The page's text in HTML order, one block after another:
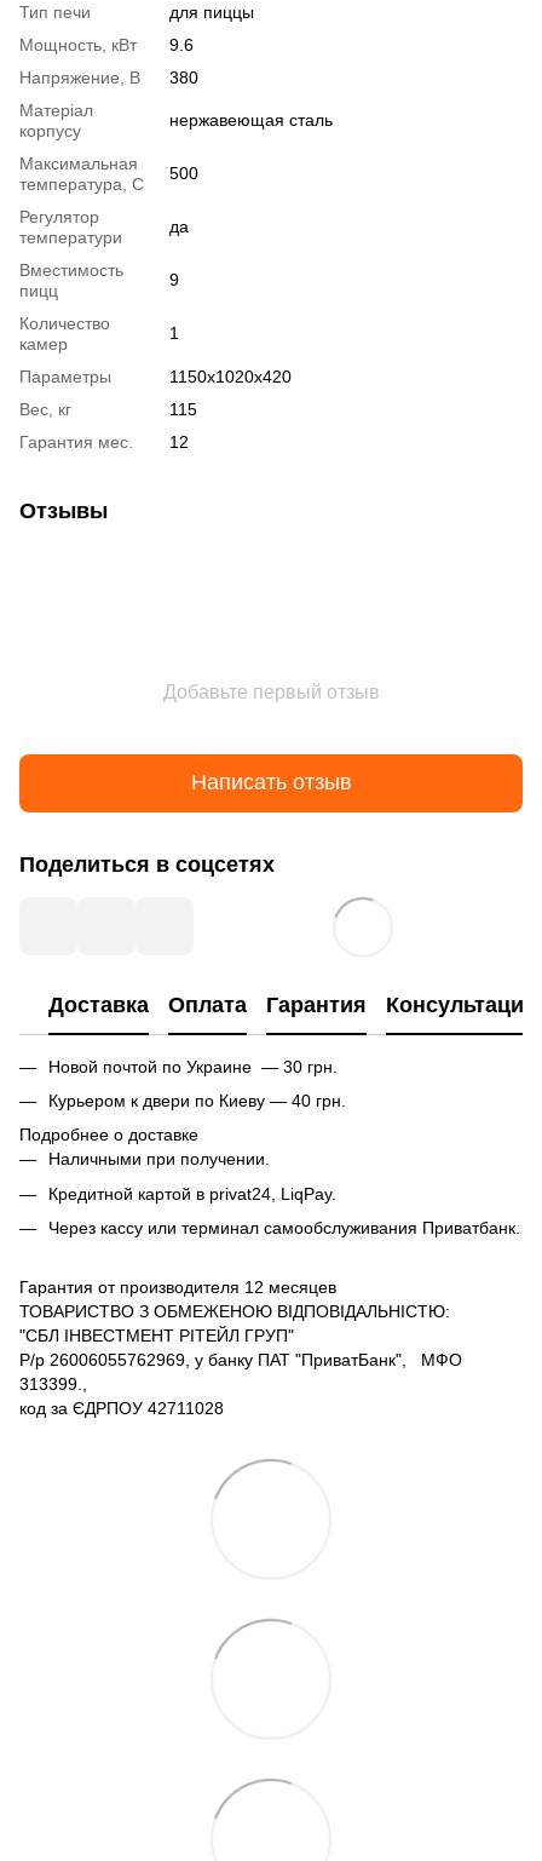
Тип печи
для пиццы
Мощность, кВт
9.6
Напряжение, В
380
Матеріал
корпусу
нержавеющая сталь
Максимальная
температура, С
500
Регулятор
температури
да
Вместимость
пицц
9
Количество
камер
1
Параметры
1150x1020x420
Вес, кг
115
Гарантия мес.
12
Отзывы
Добавьте первый отзыв
Написать отзыв
Поделиться в соцсетях
Доставка Оплата Гарантия Консультация
Новой почтой по Украине — 30 грн.
Курьером к двери по Киеву — 40 грн.
Подробнее о доставке
Наличными при получении.
Кредитной картой в privat24, LiqPay.
Через кассу или терминал самообслуживания Приватбанк.
Гарантия от производителя 12 месяцев
ТОВАРИСТВО З ОБМЕЖЕНОЮ ВІДПОВІДАЛЬНІСТЮ:
"СБЛ ІНВЕСТМЕНТ РІТЕЙЛ ГРУП"
Р/р 26006055762969, у банку ПАТ "ПриватБанк", МФО
313399.,
код за ЄДРПОУ 42711028